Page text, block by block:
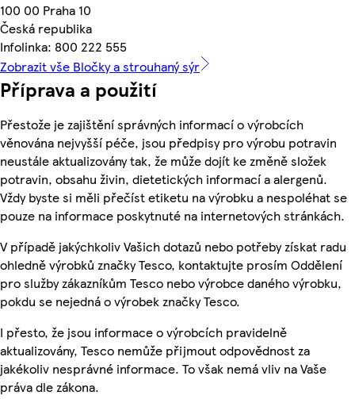
100 00 Praha 10
Česká republika
Infolinka: 800 222 555
Zobrazit vše Bločky a strouhaný sýr
Příprava a použití
Přestože je zajištění správných informací o výrobcích
věnována nejvyšší péče, jsou předpisy pro výrobu potravin
neustále aktualizovány tak, že může dojít ke změně složek
potravin, obsahu živin, dietetických informací a alergenů.
Vždy byste si měli přečíst etiketu na výrobku a nespoléhat se
pouze na informace poskytnuté na internetových stránkách.
V případě jakýchkoliv Vašich dotazů nebo potřeby získat radu
ohledně výrobků značky Tesco, kontaktujte prosím Oddělení
pro služby zákazníkům Tesco nebo výrobce daného výrobku,
pokdu se nejedná o výrobek značky Tesco.
I přesto, že jsou informace o výrobcích pravidelně
aktualizovány, Tesco nemůže přijmout odpovědnost za
jakékoliv nesprávné informace. To však nemá vliv na Vaše
práva dle zákona.